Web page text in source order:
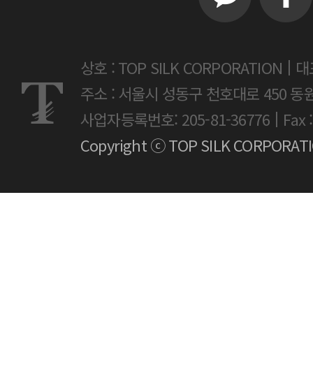
상호 : TOP SILK CORPORATION |
주소 : 서울시 성동구 천호대로 450 동
사업자등록번호: 205-81-36776 | Fax
Copyright ⓒ TOP SILK